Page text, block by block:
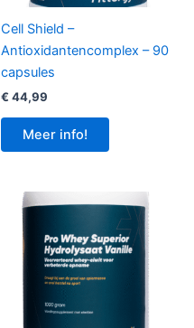
Cell Shield –
Antioxidantencomplex – 90
capsules
€ 44,99
Meer info!